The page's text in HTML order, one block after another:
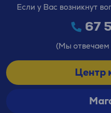
Если у Вас возникнут
67
(Мы отвечаем
Центр